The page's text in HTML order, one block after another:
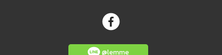
@lemme